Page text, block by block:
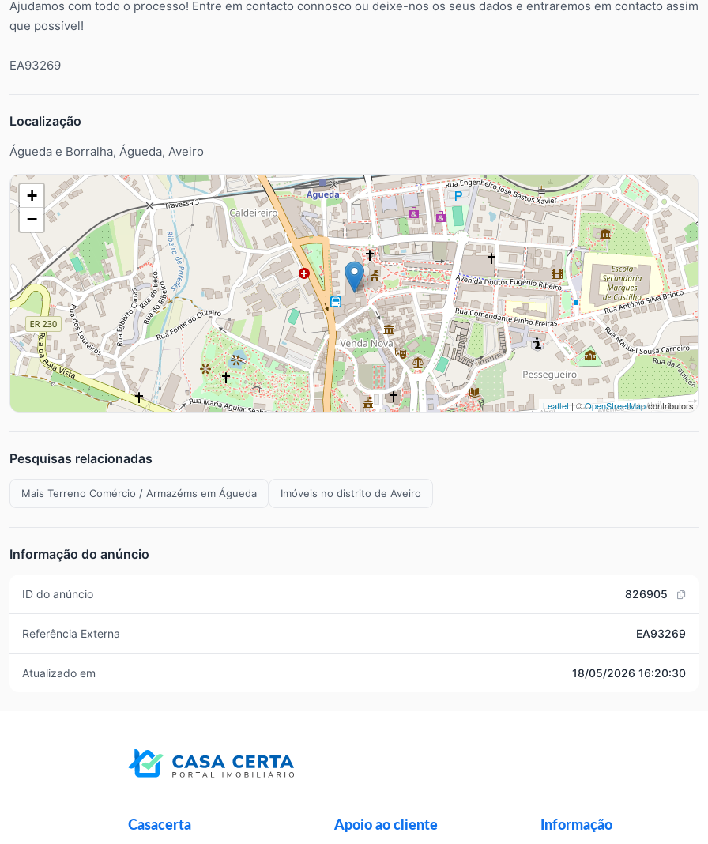
Ajudamos com todo o processo! Entre em contacto connosco ou deixe-nos os seus dados e entraremos em contacto assim
que possível!
EA93269
Localização
Águeda e Borralha, Águeda, Aveiro
+
−
Leaflet | ©OpenStreetMapcontributors
Pesquisas relacionadas
Mais Terreno Comércio / Armazéms em Águeda Imóveis no distrito de Aveiro
Informação do anúncio
ID do anúncio 826905
Referência Externa EA93269
Atualizado em 18/05/2026 16:20:30
Casacerta Apoio ao cliente Informação